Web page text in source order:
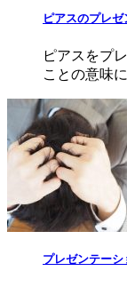
ピアスのプレ
ピアスをプ
ことの意味
プレゼンテーシ